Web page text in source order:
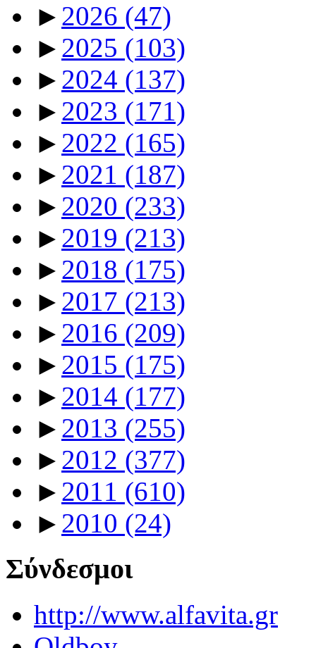
► 2026 (47)
► 2025 (103)
► 2024 (137)
► 2023 (171)
► 2022 (165)
► 2021 (187)
► 2020 (233)
► 2019 (213)
► 2018 (175)
► 2017 (213)
► 2016 (209)
► 2015 (175)
► 2014 (177)
► 2013 (255)
► 2012 (377)
► 2011 (610)
► 2010 (24)
Σύνδεσμοι
http://www.alfavita.gr